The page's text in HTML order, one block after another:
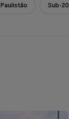
Paulistão Sub-20